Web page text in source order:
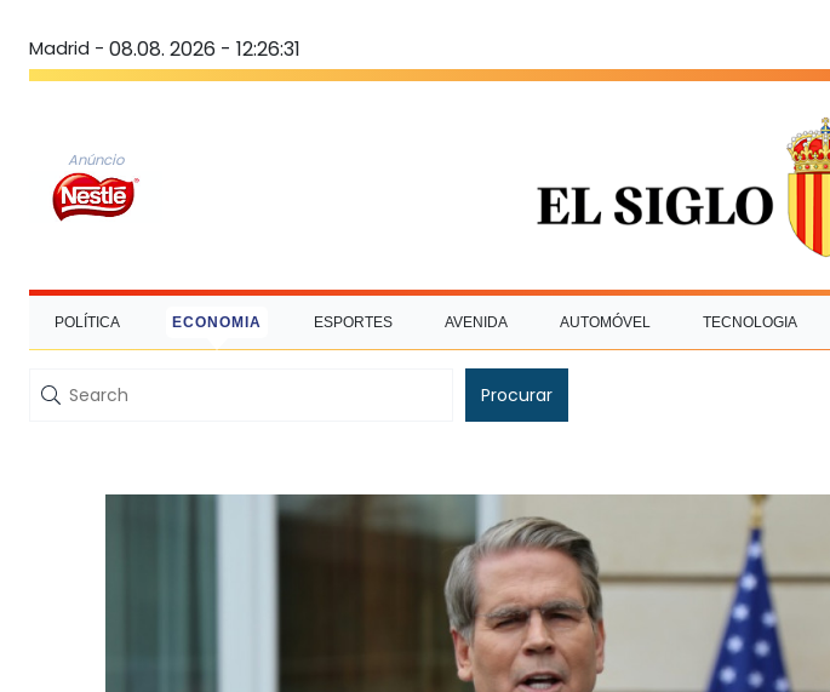
Madrid - 08.08. 2026 - 12:26:31
Anúncio
POLÍTICA ECONOMIA ESPORTES AVENIDA AUTOMÓVEL TECNOLOGIA
Procurar